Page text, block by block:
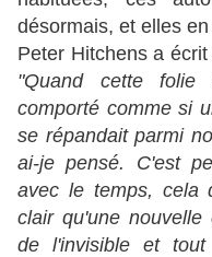
désormais, et elles
Peter Hitchens a
"Quand cette
comporté comme si
se répandait parmi
ai-je pensé. C'est
avec le temps, cela
clair qu'une
de l'invisible et